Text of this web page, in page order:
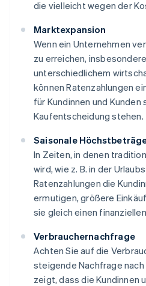
die vielleicht wegen der
Marktexpansion
Wenn ein Unternehmen
zu erreichen,
unterschiedlichem
können Ratenzahlungen
für Kundinnen und
Kaufentscheidung stehen.
Saisonale
In Zeiten, in denen
wird, wie z. B. in der
Ratenzahlungen die
ermutigen, größere
sie gleich einen
Verbrauchernachfrage
Achten Sie auf die
steigende Nachfrage
zeigt, dass die Kundinnen